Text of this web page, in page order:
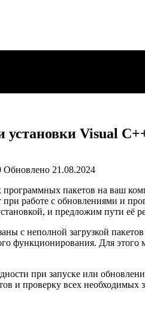
Visual
Обновлено 21.08.2024
пакетов на ваш
при работе с обновлениями и
и предложим пути её
с неполной загрузкой
функционирования. Для
при запуске или
и проверку всех